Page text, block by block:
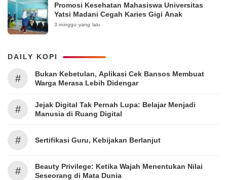
Promosi Kesehatan Mahasiswa Universitas
Yatsi Madani Cegah Karies Gigi Anak
3 minggu yang lalu
DAILY KOPI
#
Bukan Kebetulan, Aplikasi Cek Bansos Membuat
Warga Merasa Lebih Didengar
#
Jejak Digital Tak Pernah Lupa: Belajar Menjadi
Manusia di Ruang Digital
# Sertifikasi Guru, Kebijakan Berlanjut
#
Beauty Privilege: Ketika Wajah Menentukan Nilai
Seseorang di Mata Dunia